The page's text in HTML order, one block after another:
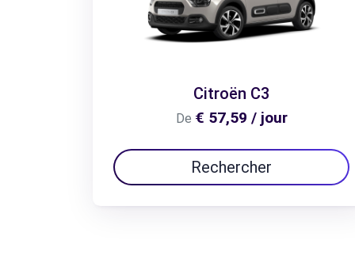
Citroën C3
De € 57,59 / jour
Rechercher